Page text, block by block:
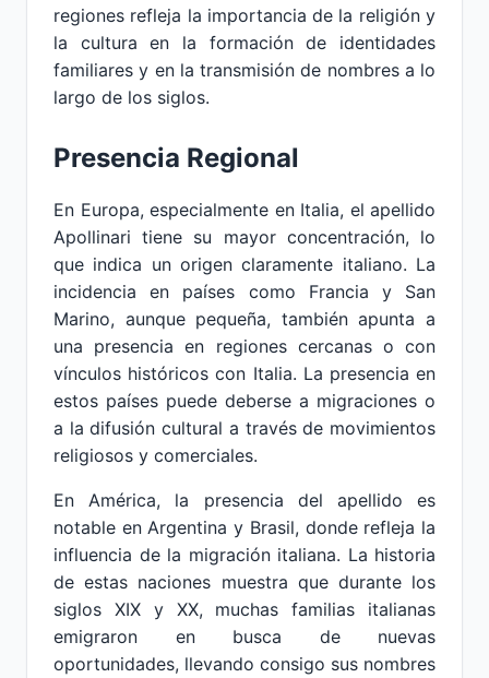
regiones refleja la importancia de la religión y
la cultura en la formación de identidades
familiares y en la transmisión de nombres a lo
largo de los siglos.
Presencia Regional
En Europa, especialmente en Italia, el apellido
Apollinari tiene su mayor concentración, lo
que indica un origen claramente italiano. La
incidencia en países como Francia y San
Marino, aunque pequeña, también apunta a
una presencia en regiones cercanas o con
vínculos históricos con Italia. La presencia en
estos países puede deberse a migraciones o
a la difusión cultural a través de movimientos
religiosos y comerciales.
En América, la presencia del apellido es
notable en Argentina y Brasil, donde refleja la
influencia de la migración italiana. La historia
de estas naciones muestra que durante los
siglos XIX y XX, muchas familias italianas
emigraron en busca de nuevas
oportunidades, llevando consigo sus nombres